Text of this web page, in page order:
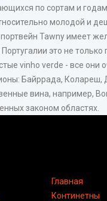
по сортам и
молодой и
Tawny имеет
это не
vinho verde - все
Байррада,
вина, например,
законом областях.
Главная
Континетны